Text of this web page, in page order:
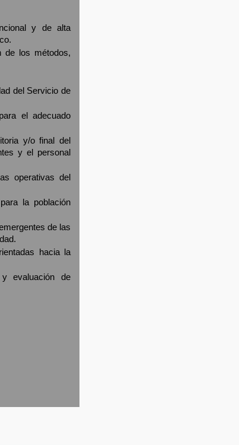
y de alta
de los métodos,
del Servicio de
el adecuado
y/o final del
y el personal
operativas del
la población
de las
hacia la
y evaluación de